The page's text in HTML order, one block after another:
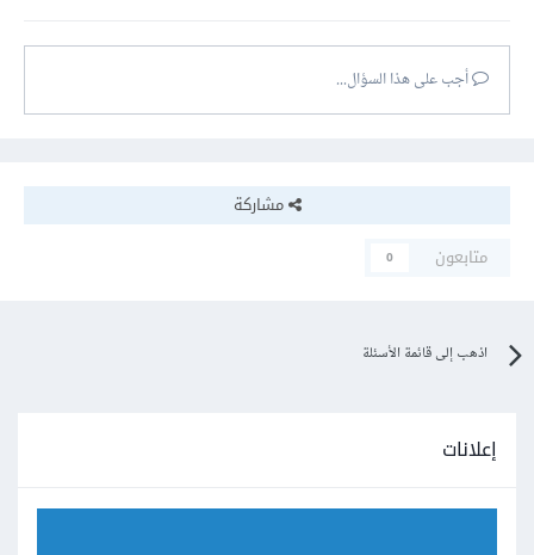
أجب على هذا السؤال...
مشاركة
متابعون
0
اذهب إلى قائمة الأسئلة
إعلانات